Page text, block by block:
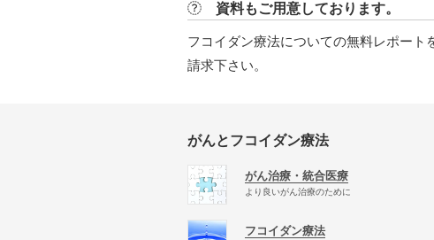
資料もご用意しております。
フコイダン療法についての無料レポート
請求下さい。
がんとフコイダン療法
がん治療・統合医療
より良いがん治療のために
フコイダン療法